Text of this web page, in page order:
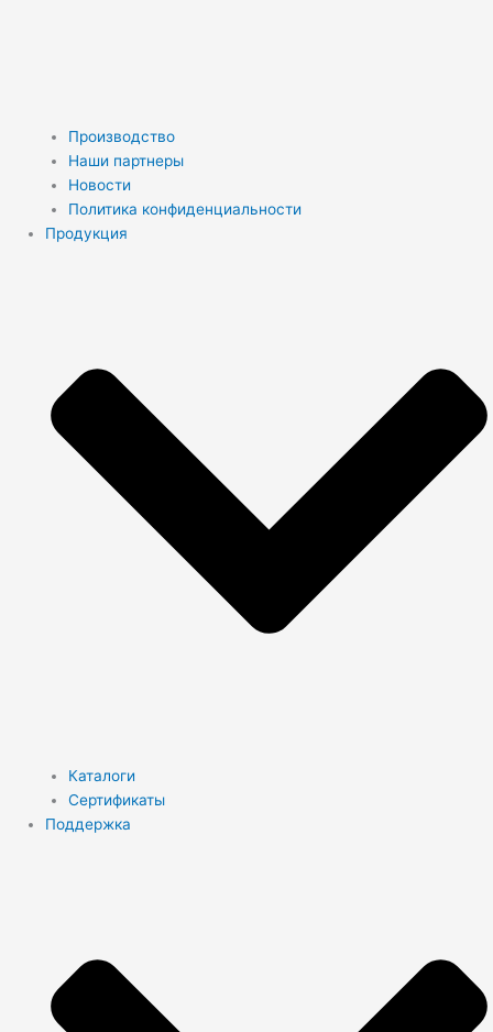
Производство
Наши партнеры
Новости
Политика конфиденциальности
Продукция
Каталоги
Сертификаты
Поддержка